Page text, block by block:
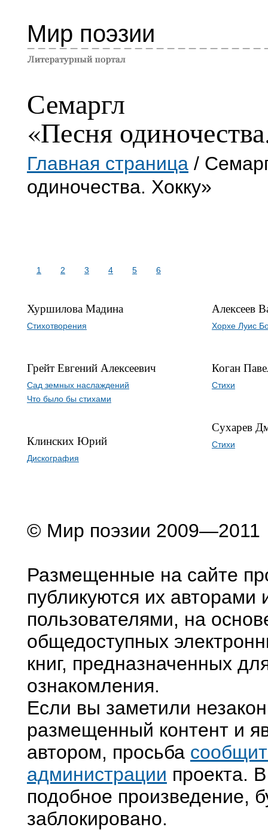
Мир поэзии
Семаргл
«Песня
Главная страница /
одиночества. Хокку»
1 2 3 4 5 6
Хуршилова Мадина
Стихотворения
Грейт Евгений Алексеевич
Сад земных наслаждений
Что было бы стихами
Клинских Юрий
Дискография
Алексеев
Хорхе Луис
Коган
Стихи
Сухарев
Стихи
© Мир поэзии 2009—2011
Размещенные на сайте
публикуются их авторами
пользователями, на
общедоступных
книг, предназначенных
ознакомления.
Если вы заметили
размещенный контент и
автором, просьба
администрации проекта.
подобное произведение,
заблокировано.